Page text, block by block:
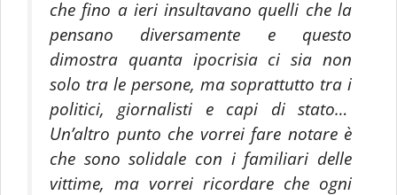
che fino a ieri insultavano quelli che la
pensano diversamente e questo
dimostra quanta ipocrisia ci sia non
solo tra le persone, ma soprattutto tra i
politici, giornalisti e capi di stato…
Un’altro punto che vorrei fare notare è
che sono solidale con i familiari delle
vittime, ma vorrei ricordare che ogni